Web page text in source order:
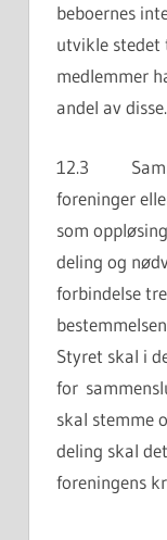
beboernes
utvikle
medlemmer
andel av disse.
12.3
foreninger
som
deling og
forbindelse
Styret skal i
for
skal stemme
deling skal
foreningens